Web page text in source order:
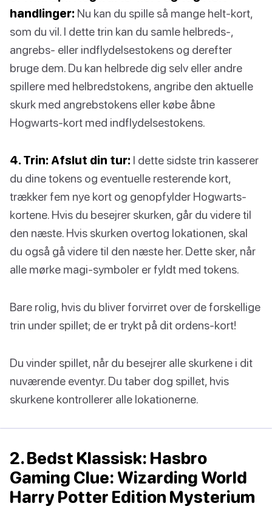
handlinger: Nu kan du spille så mange helt-kort,
som du vil. I dette trin kan du samle helbreds-,
angrebs- eller indflydelsestokens og derefter
bruge dem. Du kan helbrede dig selv eller andre
spillere med helbredstokens, angribe den aktuelle
skurk med angrebstokens eller købe åbne
Hogwarts-kort med indflydelsestokens.
4. Trin: Afslut din tur: I dette sidste trin kasserer
du dine tokens og eventuelle resterende kort,
trækker fem nye kort og genopfylder Hogwarts-
kortene. Hvis du besejrer skurken, går du videre til
den næste. Hvis skurken overtog lokationen, skal
du også gå videre til den næste her. Dette sker, når
alle mørke magi-symboler er fyldt med tokens.
Bare rolig, hvis du bliver forvirret over de forskellige
trin under spillet; de er trykt på dit ordens-kort!
Du vinder spillet, når du besejrer alle skurkene i dit
nuværende eventyr. Du taber dog spillet, hvis
skurkene kontrollerer alle lokationerne.
2. Bedst Klassisk: Hasbro
Gaming Clue: Wizarding World
Harry Potter Edition Mysterium